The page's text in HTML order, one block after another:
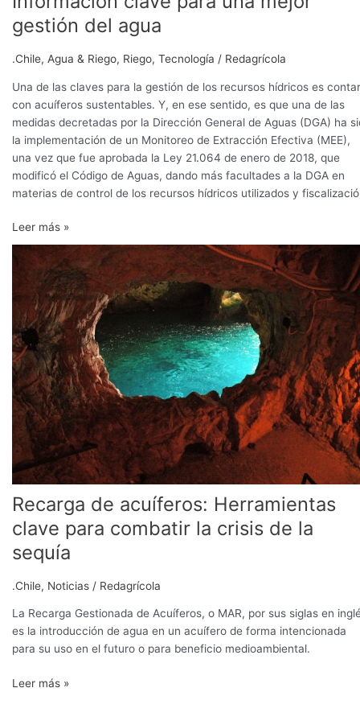
gestión del agua
.Chile, Agua & Riego, Riego, Tecnología / Redagrícola
Una de las claves para la gestión de los recursos hídricos es contar
con acuíferos sustentables. Y, en ese sentido, es que una de las
medidas decretadas por la Dirección General de Aguas (DGA) ha
la implementación de un Monitoreo de Extracción Efectiva (MEE),
una vez que fue aprobada la Ley 21.064 de enero de 2018, que
modificó el Código de Aguas, dando más facultades a la DGA en
materias de control de los recursos hídricos utilizados y
Extracción
Efectiva:
clave
para
mejor
gestión
agua
Leer más »
Recarga de acuíferos: Herramientas
clave para combatir la crisis de la
sequía
.Chile, Noticias / Redagrícola
La Recarga Gestionada de Acuíferos, o MAR, por sus siglas en
es la introducción de agua en un acuífero de forma intencionada
para su uso en el futuro o para beneficio medioambiental.
Recarga
acuíferos:
Herramientas
clave
para
combatir
la
crisis
de
sequía
Leer más »